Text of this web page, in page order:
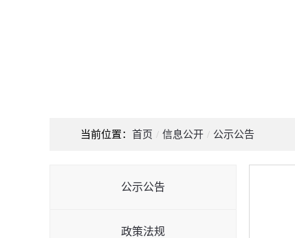
当前位置： 首页 / 信息公开 / 公示公告
公示公告
政策法规